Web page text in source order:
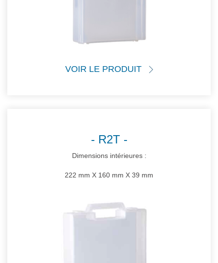
VOIR LE PRODUIT
R2T
Dimensions intérieures :
222 mm X 160 mm X 39 mm